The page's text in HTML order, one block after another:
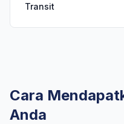
Transit
Cara
Anda